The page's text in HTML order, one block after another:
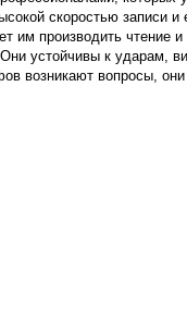
скоростью
им производить чтение
устойчивы к ударам,
возникают вопросы,